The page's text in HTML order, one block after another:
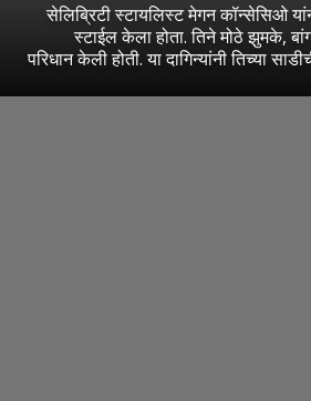
सेलिब्रिटी स्टायलिस्ट मेगन कॉन्सेसिओ
स्टाईल केला होता. तिने मोठे झुमके,
परिधान केली होती. या दागिन्यांनी तिच्या